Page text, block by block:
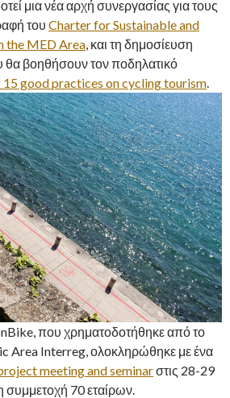
μια νέα αρχή συνεργασίας για τους
του Charter for Sustainable and
the MED Area , και τη δημοσίευση
βοηθήσουν τον ποδηλατικό
good practices on cycling tourism
που χρηματοδοτήθηκε από το
Area Interreg, ολοκληρώθηκε με ένα
meeting and seminarστις 28-29
συμμετοχή 70 εταίρων.